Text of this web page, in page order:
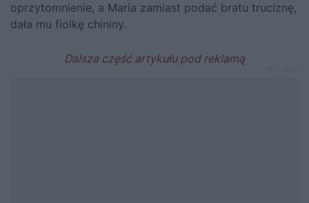
oprzytomnienie, a Maria zamiast podać bratu truciznę,
dała mu fiolkę chininy.